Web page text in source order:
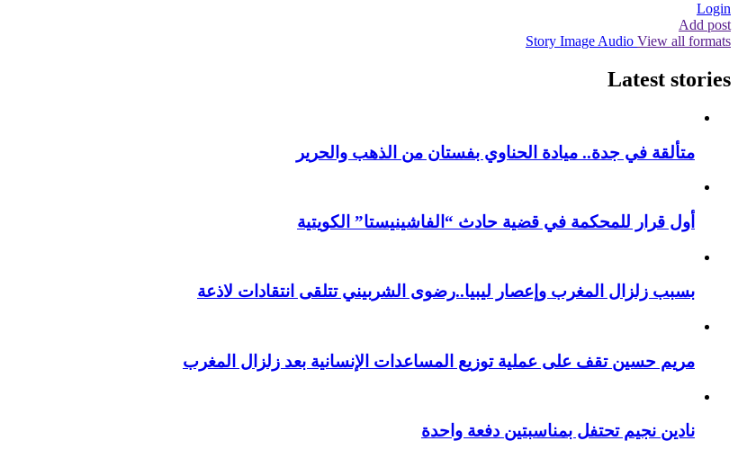
Login
Add post
Story Image Audio View all formats
Latest stories
متألقة في جدة.. ميادة الحناوي بفستان من الذهب والحرير
أول قرار للمحكمة في قضية حادث “الفاشينيستا” الكويتية
بسبب زلزال المغرب وإعصار ليبيا..رضوى الشربيني تتلقى انتقادات لاذعة
مريم حسين تقف على عملية توزيع المساعدات الإنسانية بعد زلزال المغرب
نادين نجيم تحتفل بمناسبتين دفعة واحدة